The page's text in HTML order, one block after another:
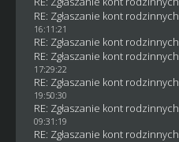
RE: Zgłaszanie kont rodzinnych
16:11:21
RE: Zgłaszanie kont rodzinnych
RE: Zgłaszanie kont rodzinnych
17:29:22
RE: Zgłaszanie kont rodzinnych
19:50:30
RE: Zgłaszanie kont rodzinnych
09:31:19
RE: Zgłaszanie kont rodzinnych